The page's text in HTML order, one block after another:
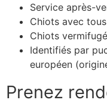
Service après-
Chiots avec
Chiots
Identifiés par
européen
Prenez